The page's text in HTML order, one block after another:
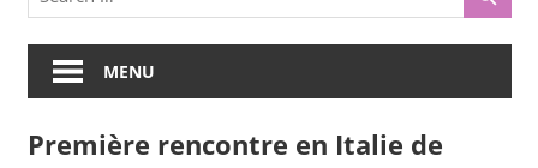
MENU
Première rencontre en Italie de